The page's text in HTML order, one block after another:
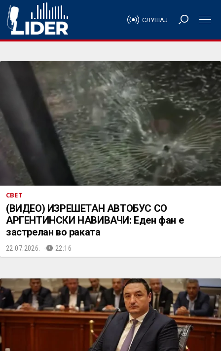
СЛУШАЈ
СВЕТ
(ВИДЕО) ИЗРЕШЕТАН АВТОБУС СО
АРГЕНТИНСКИ НАВИВАЧИ: Еден фан е
застрелан во раката
22.07.2026. 22:16